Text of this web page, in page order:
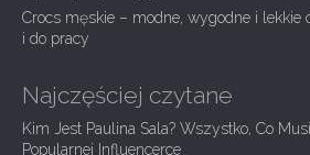
o
Crocs męskie – modne, wygodne i lekkie
i do pracy
Najczęściej czytane
Kim Jest Paulina Sala? Wszystko, Co
Popularnej Influencerce